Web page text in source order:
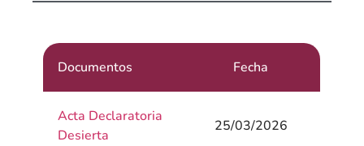
Documentos Fecha
Acta Declaratoria
Desierta
25/03/2026